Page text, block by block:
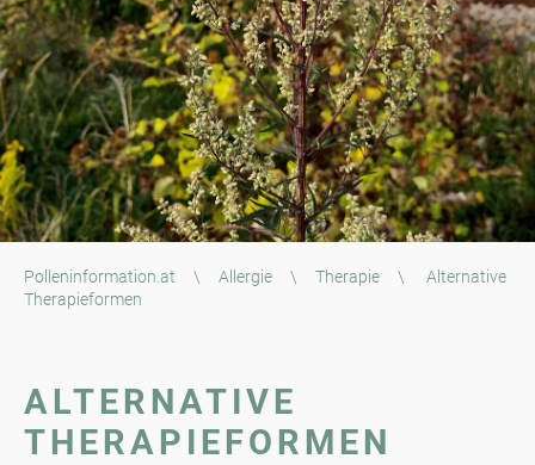
Polleninformation.at \ Allergie \ Therapie \
Alternative
Therapieformen
ALTERNATIVE
THERAPIEFORMEN